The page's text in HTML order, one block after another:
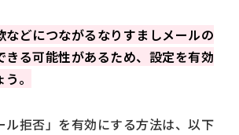
などにつながるなりすましメールの
きる可能性があるため、設定を有効
。
ル拒否」を有効にする方法は、以下